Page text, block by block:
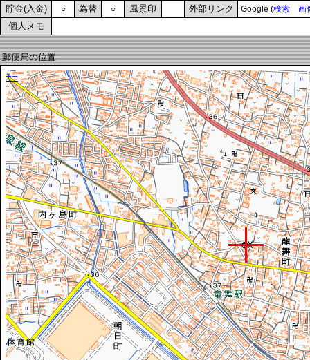
貯金(入金) ○ 為替 ○ 風景印 外部リンク Google (検索 画
個人メモ
郵便局の位置